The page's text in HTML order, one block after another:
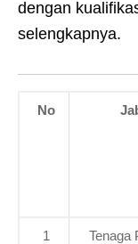
dengan
selengkapnya.
No
1
Tenaga